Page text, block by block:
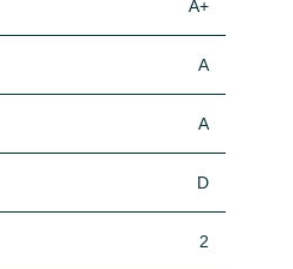
A+
A
A
D
2